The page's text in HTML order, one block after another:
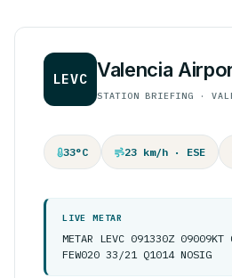
LEVC Valencia
STATION BRIEFING ·
33°C 23 km/h · ESE
LIVE METAR
METAR LEVC 091330Z
FEW020 33/21 Q1014 NOSIG